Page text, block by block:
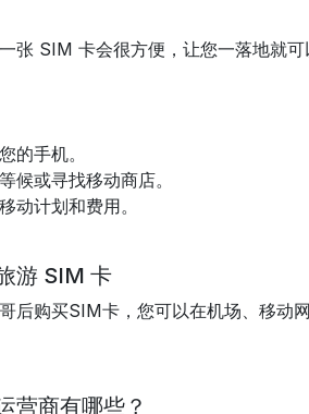
张 SIM 卡会很方便，让您一落地就可
的手机。
候或寻找移动商店。
动计划和费用。
游 SIM 卡
后购买SIM卡，您可以在机场、移动
营商有哪些？